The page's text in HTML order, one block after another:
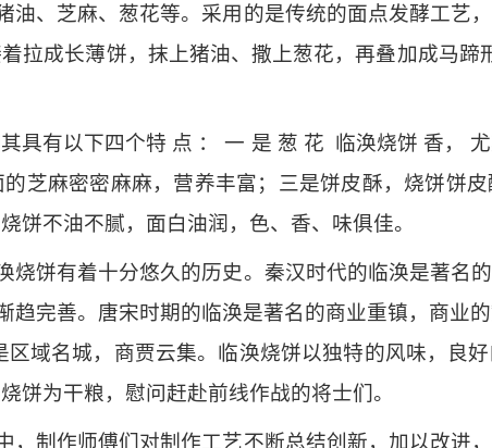
油、芝麻、葱花等。采用的是传统的面点发酵工艺
拉成长薄饼，抹上猪油、撒上葱花，再叠加成马蹄
具有以下四个特 点 ： 一 是 葱 花 临涣烧饼 香，
芝麻密密麻麻，营养丰富；三是饼皮酥，烧饼饼
饼不油不腻，面白油润，色、香、味俱佳。
烧饼有着十分悠久的历史。秦汉时代的临涣是著名
趋完善。唐宋时期的临涣是著名的商业重镇，商业
域名城，商贾云集。临涣烧饼以独特的风味，良
饼为干粮，慰问赶赴前线作战的将士们。
，制作师傅们对制作工艺不断总结创新，加以改进